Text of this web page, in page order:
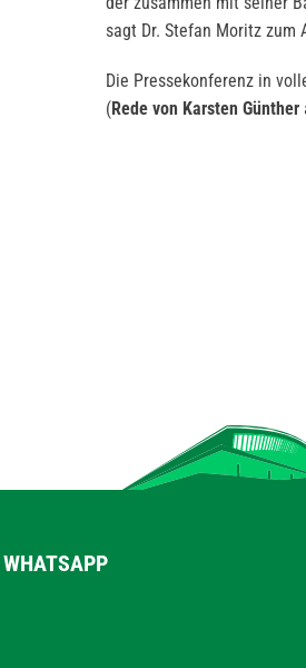
sagt Dr. Stefan Moritz zum
Die Pressekonferenz in
(Rede von Karsten Günther